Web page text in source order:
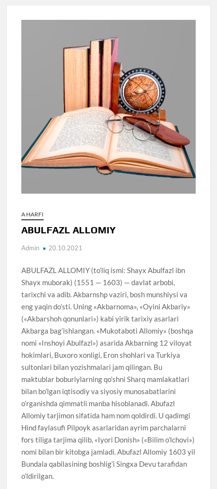
A HARFI
ABULFAZL ALLOMIY
Admin 20.10.2021
ABULFAZL ALLOMIY (to’liq ismi: Shayx Abulfazl ibn
Shayx muborak) (1551 — 1603) — davlat arbobi,
tarixchi va adib. Akbarnshp vaziri, bosh munshiysi va
eng yaqin do’sti. Uning «Akbarnoma», «Oyini Akbariy»
(«Akbarshoh qonunlari») kabi yirik tarixiy asarlari
Akbarga bag’ishlangan. «Mukotaboti Allomiy» (boshqa
nomi «Inshoyi Abulfazl») asarida Akbarning 12 viloyat
hokimlari, Buxoro xonligi, Eron shohlari va Turkiya
sultonlari bilan yozishmalari jam qilingan. Bu
maktublar boburiylarning qo’shni Sharq mamlakatlari
bilan bo’lgan iqtisodiy va siyosiy munosabatlarini
o’rganishda qimmatli manba hisoblanadi. Abufazl
Allomiy tarjimon sifatida ham nom qoldirdi. U qadimgi
Hind faylasufi Pilpoyk asarlaridan ayrim parchalarni
fors tiliga tarjima qilib, «Iyori Donish» («Bilim o’lchovi»)
nomi bilan bir kitobga jamladi. Abufazl Allomiy 1603 yil
Bundala qabilasining boshlig’i Singxa Devu tarafidan
o’ldirilgan.